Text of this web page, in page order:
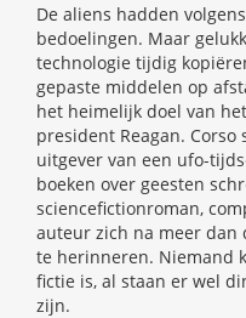
De aliens hadden
bedoelingen. Maar
technologie tijdig
gepaste middelen op
het heimelijk doel van
president Reagan.
uitgever van een ufo-
boeken over geesten
sciencefictionroman,
auteur zich na meer
te herinneren. Niemand
fictie is, al staan er wel
zijn.